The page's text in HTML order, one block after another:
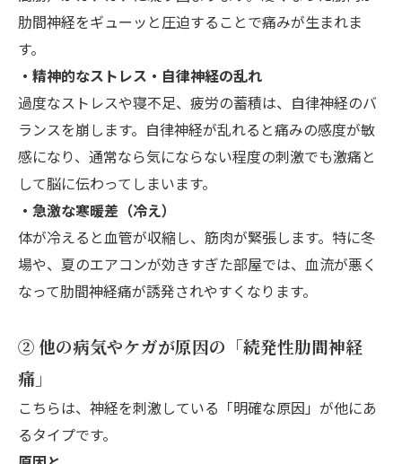
肋間神経をギューッと圧迫することで痛みが生まれま
す。
・精神的なストレス・自律神経の乱れ
過度なストレスや寝不足、疲労の蓄積は、自律神経のバ
ランスを崩します。自律神経が乱れると痛みの感度が敏
感になり、通常なら気にならない程度の刺激でも激痛と
して脳に伝わってしまいます。
・急激な寒暖差（冷え）
体が冷えると血管が収縮し、筋肉が緊張します。特に冬
場や、夏のエアコンが効きすぎた部屋では、血流が悪く
なって肋間神経痛が誘発されやすくなります。
② 他の病気やケガが原因の「続発性肋間神経
痛」
こちらは、神経を刺激している「明確な原因」が他にあ
るタイプです。